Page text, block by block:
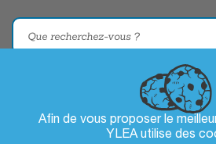
Afin de vous proposer le
YLEA utilise des